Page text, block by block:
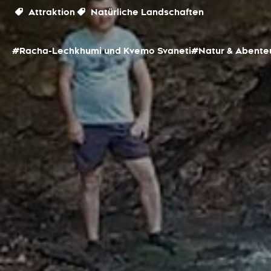
Attraktion Natürliche Landschaften
#Racha-Lechkhumi und Kvemo Svaneti#Natur &